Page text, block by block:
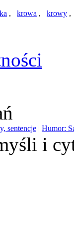
, krowa , krowy
sentencje | Humor:
i